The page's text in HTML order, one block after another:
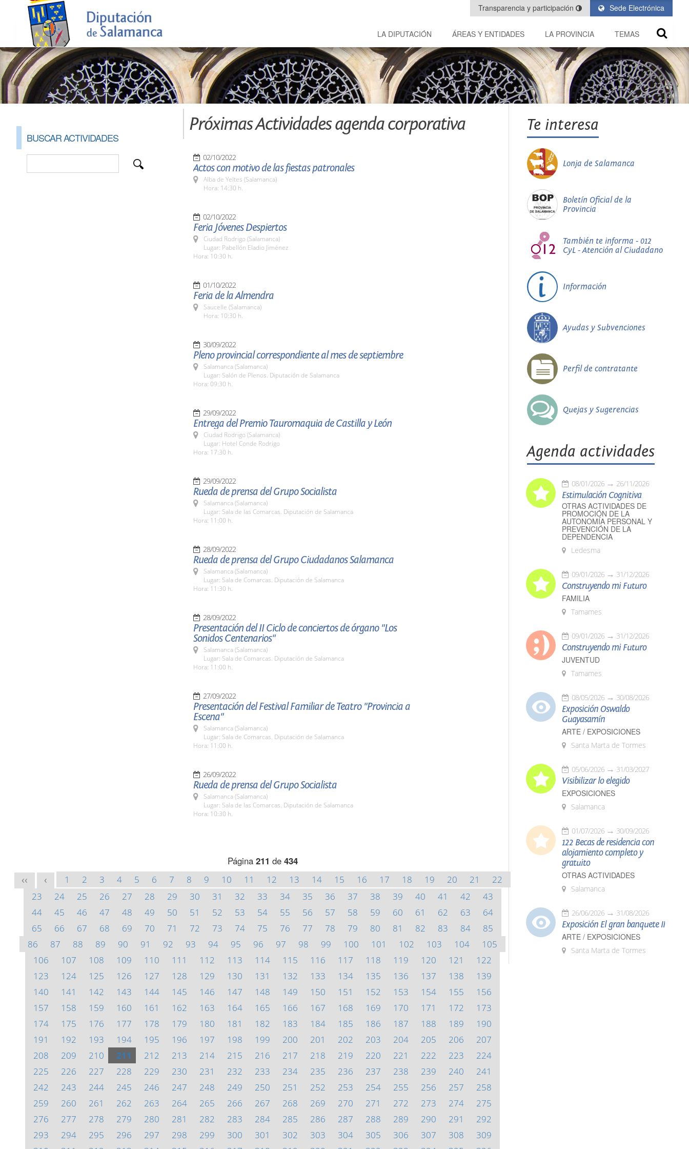
Sede Electrónica
Transparencia y participación
LA DIPUTACIÓN ÁREAS Y ENTIDADES LA PROVINCIA TEMAS
BUSCAR ACTIVIDADES
Próximas Actividades agenda corporativa
02/10/2022
Actos con motivo de las fiestas patronales
Alba de Yeltes (Salamanca)
Hora: 14:30 h.
02/10/2022
Feria Jóvenes Despiertos
Ciudad Rodrigo (Salamanca)
Lugar: Pabellón Eladio Jiménez
Hora: 10:30 h.
01/10/2022
Feria de la Almendra
Saucelle (Salamanca)
Hora: 10:30 h.
30/09/2022
Pleno provincial correspondiente al mes de septiembre
Salamanca (Salamanca)
Lugar: Salón de Plenos. Diputación de Salamanca
Hora: 09:30 h.
29/09/2022
Entrega del Premio Tauromaquia de Castilla y León
Ciudad Rodrigo (Salamanca)
Lugar: Hotel Conde Rodrigo
Hora: 17:30 h.
29/09/2022
Rueda de prensa del Grupo Socialista
Salamanca (Salamanca)
Lugar: Sala de las Comarcas. Diputación de Salamanca
Hora: 11:00 h.
28/09/2022
Rueda de prensa del Grupo Ciudadanos Salamanca
Salamanca (Salamanca)
Lugar: Sala de Comarcas. Diputación de Salamanca
Hora: 11:30 h.
28/09/2022
Presentación del II Ciclo de conciertos de órgano "Los
Sonidos Centenarios"
Salamanca (Salamanca)
Lugar: Sala de Comarcas. Diputación de Salamanca
Hora: 11:00 h.
27/09/2022
Presentación del Festival Familiar de Teatro "Provincia a
Escena"
Salamanca (Salamanca)
Lugar: Sala de Comarcas. Diputación de Salamanca
Hora: 11:00 h.
26/09/2022
Rueda de prensa del Grupo Socialista
Salamanca (Salamanca)
Lugar: Sala de las Comarcas. Diputación de Salamanca
Hora: 10:30 h.
Página 211 de 434
<< < 1 2 3 4 5 6 7 8 9 10 11 12 13 14 15 16 17 18 19 20 21
22
23
24 25 26 27 28 29 30 31 32 33 34 35 36 37 38 39 40 41 42
43
44
45 46 47 48 49 50 51 52 53 54 55 56 57 58 59 60 61 62 63
64
65
66 67 68 69 70 71 72 73 74 75 76 77 78 79 80 81 82 83 84
85
86
87 88 89 90 91 92 93 94 95 96 97 98 99 100 101 102 103 104
105
106
107 108 109 110 111 112 113 114 115 116 117 118 119 120 121
122
123
124 125 126 127 128 129 130 131 132 133 134 135 136 137 138
139
140
141 142 143 144 145 146 147 148 149 150 151 152 153 154 155
156
157
158 159 160 161 162 163 164 165 166 167 168 169 170 171 172
173
174
175 176 177 178 179 180 181 182 183 184 185 186 187 188 189
190
191
192 193 194 195 196 197 198 199 200 201 202 203 204 205 206
207
208
209 210 211 212 213 214 215 216 217 218 219 220 221 222 223
224
225
226 227 228 229 230 231 232 233 234 235 236 237 238 239 240
241
242
243 244 245 246 247 248 249 250 251 252 253 254 255 256 257
258
259
260 261 262 263 264 265 266 267 268 269 270 271 272 273 274
275
276
277 278 279 280 281 282 283 284 285 286 287 288 289 290 291
292
293
294 295 296 297 298 299 300 301 302 303 304 305 306 307 308
309
Te interesa
Lonja de Salamanca
Boletín Oficial de la
Provincia
También te informa - 012
CyL - Atención al Ciudadano
Información
Ayudas y Subvenciones
Perfil de contratante
Quejas y Sugerencias
Agenda actividades
08/01/2026 26/11/2026
Estimulación Cognitiva
OTRAS ACTIVIDADES DE
PROMOCIÓN DE LA
AUTONOMÍA PERSONAL Y
PREVENCIÓN DE LA
DEPENDENCIA
Ledesma
09/01/2026 31/12/2026
Construyendo mi Futuro
FAMILIA
Tamames
09/01/2026 31/12/2026
Construyendo mi Futuro
JUVENTUD
Tamames
08/05/2026 30/08/2026
Exposición Oswaldo
Guayasamín
ARTE / EXPOSICIONES
Santa Marta de Tormes
05/06/2026 31/03/2027
Visibilizar lo elegido
EXPOSICIONES
Salamanca
01/07/2026 30/09/2026
122 Becas de residencia con
alojamiento completo y
gratuito
OTRAS ACTIVIDADES
Salamanca
26/06/2026 31/08/2026
Exposición El gran banquete II
ARTE / EXPOSICIONES
Santa Marta de Tormes